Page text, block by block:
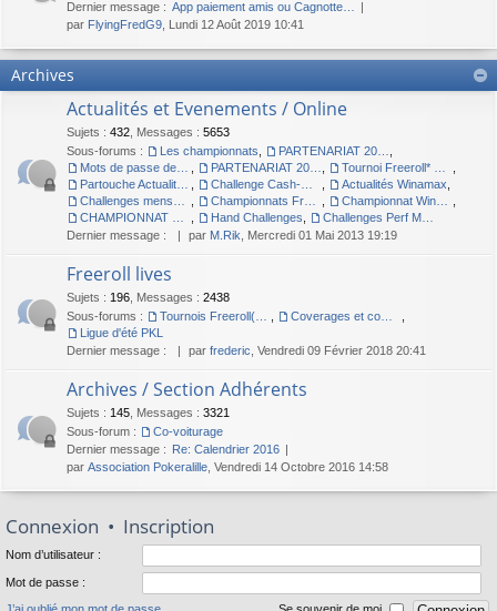
Dernier message : App paiement amis ou Cagnotte…
par FlyingFredG9 , Lundi 12 Août 2019 10:41
Archives
Actualités et Evenements / Online
Sujets : 432 Messages : 5653
Sous-forums :
Les championnats
Actualités Winamax
Hand Challenges
Dernier message :
par M.Rik , Mercredi 01 Mai 2013 19:19
Freeroll lives
Sujets : 196 Messages : 2438
Sous-forums :
Ligue d'été PKL
Dernier message :
par frederic , Vendredi 09 Février 2018 20:41
Archives / Section Adhérents
Sujets : 145 Messages : 3321
Sous-forum :
Co-voiturage
Dernier message : Re: Calendrier 2016
par Association Pokeralille , Vendredi 14 Octobre 2016 14:58
Connexion • Inscription
Nom d’utilisateur :
Mot de passe :